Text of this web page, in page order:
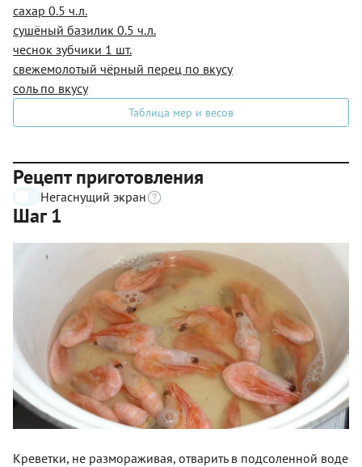
сахар 0.5 ч.л.
сушёный базилик 0.5 ч.л.
чеснок зубчики 1 шт.
свежемолотый чёрный перец по вкусу
соль по вкусу
Таблица мер и весов
Рецепт приготовления
Негаснущий экран
Шаг 1
Креветки, не размораживая, отварить в подсоленной воде